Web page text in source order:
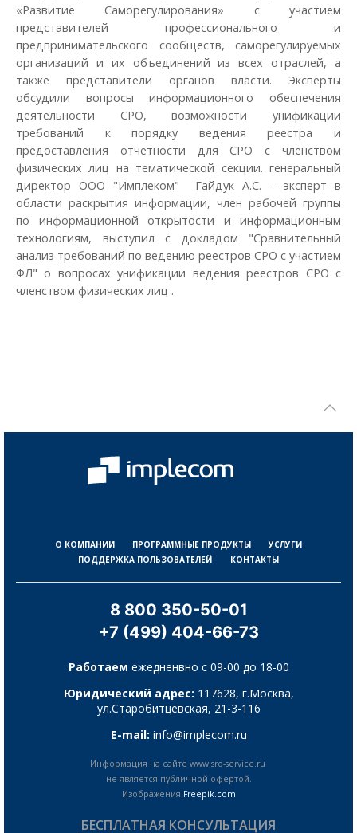
«Развитие Саморегулирования» с участием
представителей профессионального и
предпринимательского сообществ, саморегулируемых
организаций и их объединений из всех отраслей, а
также представители органов власти. Эксперты
обсудили вопросы информационного обеспечения
деятельности СРО, возможности унификации
требований к порядку ведения реестра и
предоставления отчетности для СРО с членством
физических лиц на тематической секции. генеральный
директор ООО "Имплеком" Гайдук А.С. – эксперт в
области раскрытия информации, член рабочей группы
по информационной открытости и информационным
технологиям, выступил с докладом "Сравнительный
анализ требований по ведению реестров СРО с участием
ФЛ" о вопросах унификации ведения реестров СРО с
членством физических лиц .
О КОМПАНИИ ПРОГРАММНЫЕ ПРОДУКТЫ
УСЛУГИ
ПОДДЕРЖКА ПОЛЬЗОВАТЕЛЕЙ
КОНТАКТЫ
8 800 350-50-01
+7 (499) 404-66-73
Работаем ежедненвно с 09-00 до 18-00
Юридический адрес: 117628, г.Москва,
ул.Старобитцевская, 21-3-116
E-mail: info@implecom.ru
Информация на сайте www.sro-service.ru
не является публичной офертой.
Изображения Freepik.com
БЕСПЛАТНАЯ КОНСУЛЬТАЦИЯ